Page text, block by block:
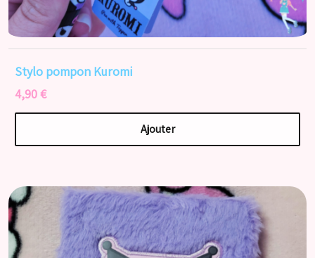
Stylo pompon Kuromi
4,90 €
Ajouter